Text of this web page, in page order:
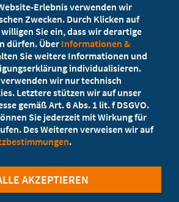
Sie!
Mitglied
einer MB-Mitgliedschaft
Erlebnis verwenden wir
Zwecken. Durch Klicken auf
Sie ein, dass wir derartige
dürfen. Über Informationen &
Sie weitere Informationen und
individualisieren.
wir nur technisch
Letztere stützen wir auf unser
gemäß Art. 6 Abs. 1 lit. f DSGVO.
Sie jederzeit mit Wirkung für
Des Weiteren verweisen wir auf
.
AKZEPTIEREN